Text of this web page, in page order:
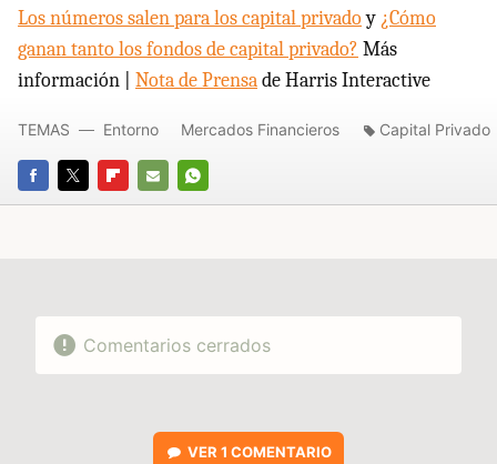
Los números salen para los capital privadoy ¿Cómo
ganan tanto los fondos de capital privado? Más
información | Nota de Prensade Harris Interactive
FACEBOOK
TWITTERFLIPBOARD
E-
WHATSAPP
TEMAS Entorno Mercados Financieros Capital Privado
Comentarios cerrados
VER 1 COMENTARIO